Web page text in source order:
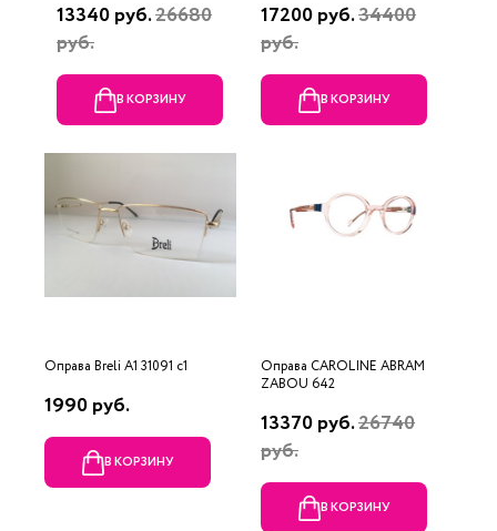
13340 руб.26680
руб.
В КОРЗИНУ
17200 руб.34400
руб.
В КОРЗИНУ
Оправа Breli A1 31091 c1
1990 руб.
В КОРЗИНУ
Оправа CAROLINE ABRAM
ZABOU 642
13370 руб.26740
руб.
В КОРЗИНУ